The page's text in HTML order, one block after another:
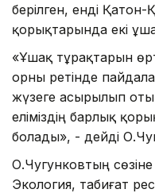
берілген, енді
қорықтарында екі
«Ұшақ тұрақтарын
орны ретінде
жүзеге асырылып
еліміздің барлық
болады», - дейді
О.Чугунковтың
Экология, табиғат